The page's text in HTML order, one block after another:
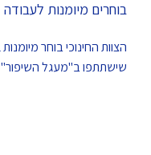
בוחרים מיומנות לעבודה
שישתתפו ב"מעגל השיפור"